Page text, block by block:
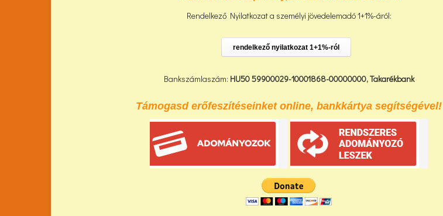
Rendelkező Nyilatkozat a személyi jövedelemadó 1+1%-áról:
rendelkező nyilatkozat 1+1%-ról
Bankszámlaszám: HU50 59900029-10001868-00000000,Takarékbank
Támogasd erőfeszítéseinket online, bankkártya segítségével!